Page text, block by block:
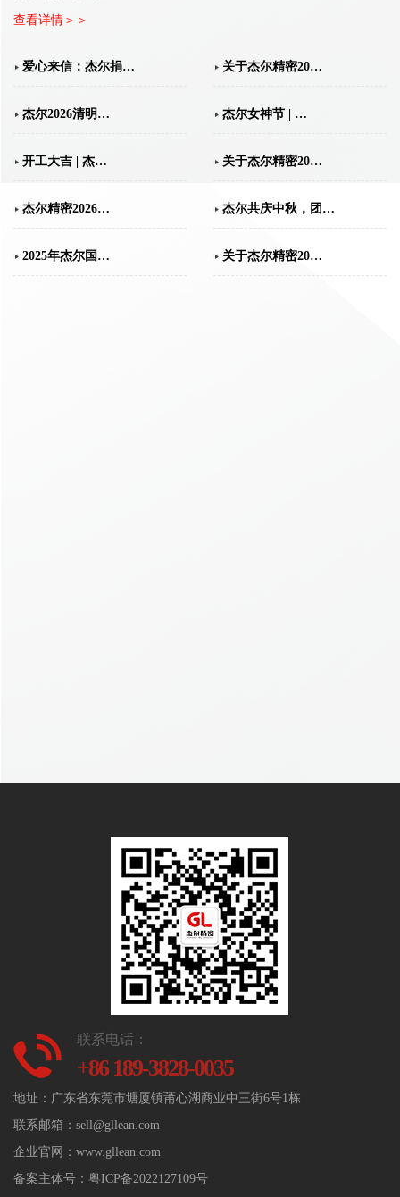
查看详情＞＞
爱心来信：杰尔捐… 关于杰尔精密20…
杰尔2026清明… 杰尔女神节 | …
开工大吉 | 杰… 关于杰尔精密20…
杰尔精密2026… 杰尔共庆中秋，团…
2025年杰尔国… 关于杰尔精密20…
联系电话：
+86 189-3828-0035
地址：广东省东莞市塘厦镇莆心湖商业中三街6号1栋
联系邮箱：sell@gllean.com
企业官网：www.gllean.com
备案主体号： 粤ICP备2022127109号